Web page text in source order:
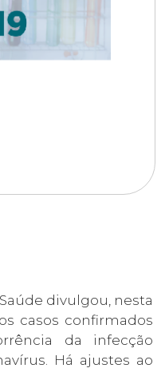
divulgou, nesta
casos confirmados
da infecção
Há ajustes ao